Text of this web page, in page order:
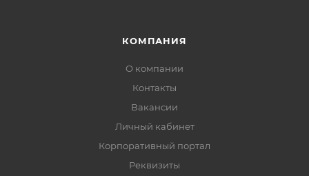
КОМПАНИЯ
О компании
Контакты
Вакансии
Личный кабинет
Корпоративный портал
Реквизиты